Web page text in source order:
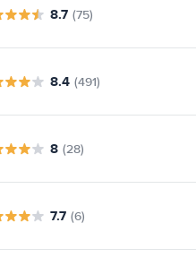
8.7 (75)
8.4 (491)
8 (28)
7.7 (6)